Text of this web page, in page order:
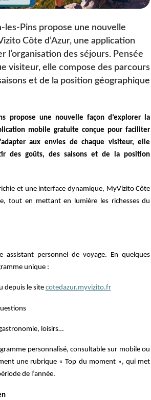
les-Pins propose une nouvelle
Côte d’Azur, une application
des séjours. Pensée
visiteur, elle compose des parcours
et de la position géographique
propose une nouvelle façon d’explorer la
mobile gratuite conçue pour faciliter
aux envies de chaque visiteur, elle
des goûts, des saisons et de la position
et une interface dynamique, MyVizito Côte
tout en mettant en lumière les richesses du
assistant personnel de voyage. En quelques
unique :
depuis le sitecotedazur.myvizito.fr
loisirs…
personnalisé, consultable sur mobile ou
une rubrique « Top du moment », qui met
de l’année.